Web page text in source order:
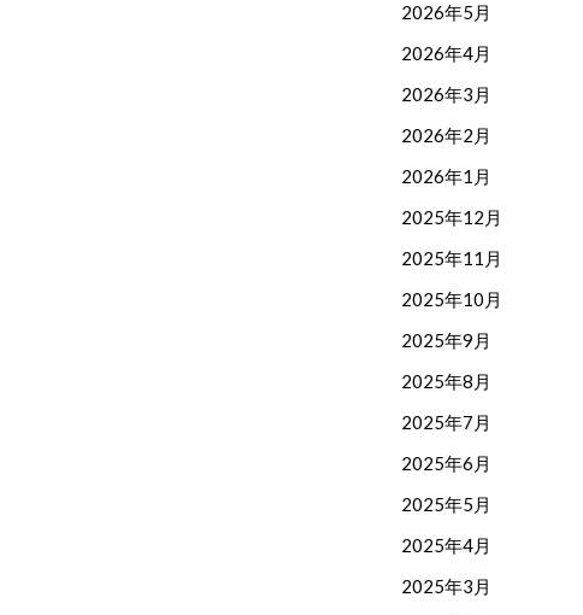
2026年5月
2026年4月
2026年3月
2026年2月
2026年1月
2025年12月
2025年11月
2025年10月
2025年9月
2025年8月
2025年7月
2025年6月
2025年5月
2025年4月
2025年3月